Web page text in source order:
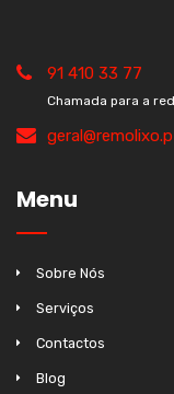
91 410 33 77
Chamada para a
Menu
Sobre Nós
Serviços
Contactos
Blog